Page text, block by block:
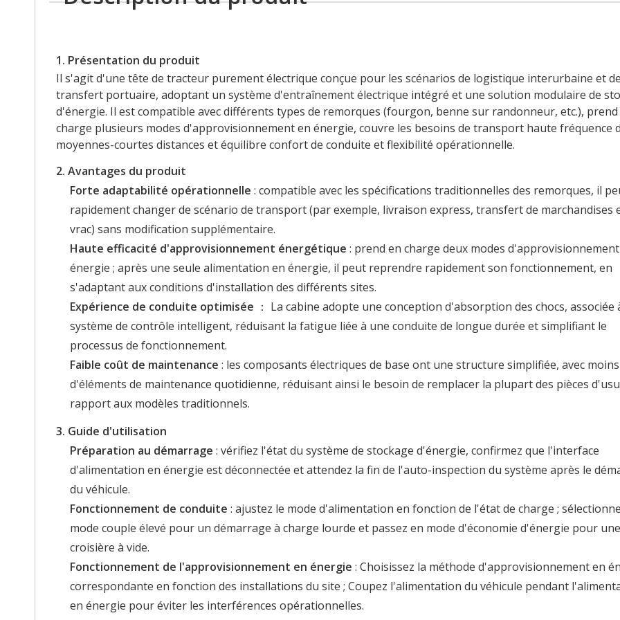
1. Présentation du produit
Il s'agit d'une tête de tracteur purement électrique conçue pour les scénarios de logistique interurbaine et de
transfert portuaire, adoptant un système d'entraînement électrique intégré et une solution modulaire de
d'énergie. Il est compatible avec différents types de remorques (fourgon, benne sur randonneur, etc.), prend
charge plusieurs modes d'approvisionnement en énergie, couvre les besoins de transport haute fréquence
moyennes-courtes distances et équilibre confort de conduite et flexibilité opérationnelle.
2. Avantages du produit
Forte adaptabilité opérationnelle : compatible avec les spécifications traditionnelles des remorques, il
rapidement changer de scénario de transport (par exemple, livraison express, transfert de marchandises
vrac) sans modification supplémentaire.
Haute efficacité d'approvisionnement énergétique : prend en charge deux modes
énergie ; après une seule alimentation en énergie, il peut reprendre rapidement son fonctionnement, en
s'adaptant aux conditions d'installation des différents sites.
Expérience de conduite optimisée ： La cabine adopte une conception d'absorption des chocs, associée
système de contrôle intelligent, réduisant la fatigue liée à une conduite de longue durée et simplifiant le
processus de fonctionnement.
Faible coût de maintenance : les composants électriques de base ont une structure simplifiée, avec moins
d'éléments de maintenance quotidienne, réduisant ainsi le besoin de remplacer la plupart des pièces
rapport aux modèles traditionnels.
3. Guide d'utilisation
Préparation au démarrage : vérifiez l'état du système de stockage d'énergie, confirmez que l'interface
d'alimentation en énergie est déconnectée et attendez la fin de l'auto-inspection du système après le
du véhicule.
Fonctionnement de conduite : ajustez le mode d'alimentation en fonction de l'état de charge ;
mode couple élevé pour un démarrage à charge lourde et passez en mode d'économie d'énergie pour une
croisière à vide.
Fonctionnement de l'approvisionnement en énergie : Choisissez la méthode d'approvisionnement en
correspondante en fonction des installations du site ; Coupez l'alimentation du véhicule pendant
en énergie pour éviter les interférences opérationnelles.